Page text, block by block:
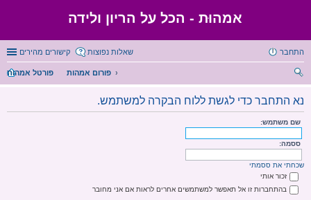
אמהוּת - הכל על הריון ולידה
קישורים מהירים שאלות נפוצות התחבר
פורטל אמהות
פורום אמהות
ש
נא התחבר כדי לגשת ללוח הבקרה למשתמש.
שם משתמש:
ססמה:
שכחתי את ססמתי
זכור אותי
בהתחברות זו אל תאפשר למשתמשים אחרים לראות אם אני מחובר